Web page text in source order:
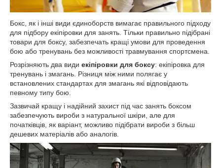
Бокс, як і інші види єдиноборств вимагає правильного підходу
для підбору екіпіровки для занять. Тільки правильно підібрані
товари для боксу, забезпечать кращі умови для проведення
бою або тренувань без можливості травмування спортсмена.
Розрізняють два види екіпіровки для боксу: екіпіровка для
тренувань і змагань. Різниця між ними полягає у
встановлених стандартах для змагань які відповідають
певному типу бою.
Зазвичай кращу і надійний захист під час занять боксом
забезпечують вироби з натуральної шкіри, але для
початківців, як варіант, можливо підібрати вироби з більш
дешевих матеріалів або аналогів.